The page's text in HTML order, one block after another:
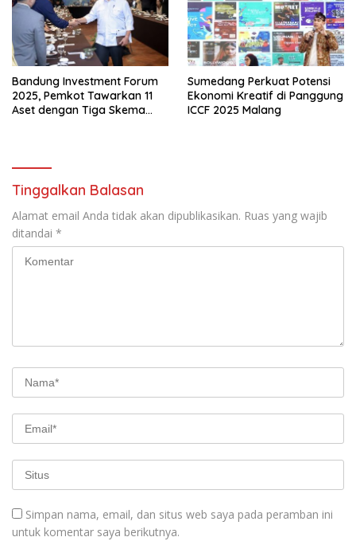
Bandung Investment Forum
2025, Pemkot Tawarkan 11
Aset dengan Tiga Skema
Sumedang Perkuat Potensi
Ekonomi Kreatif di Panggung
ICCF 2025 Malang
Tinggalkan Balasan
Alamat email Anda tidak akan dipublikasikan. Ruas yang wajib
ditandai *
Simpan nama, email, dan situs web saya pada peramban ini
untuk komentar saya berikutnya.